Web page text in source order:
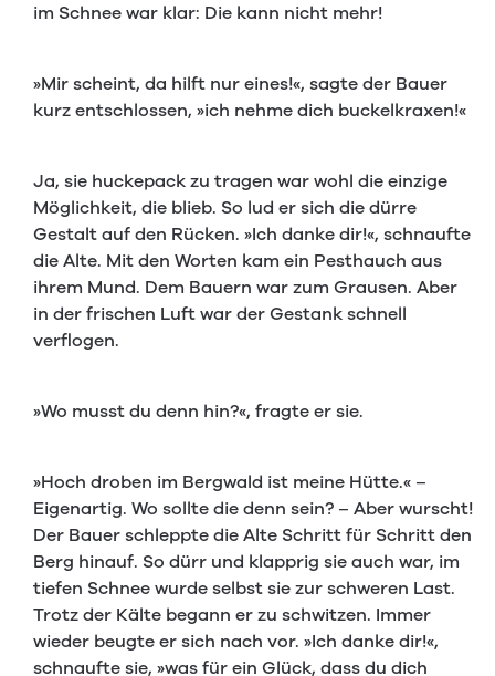
im Schnee war klar: Die kann nicht mehr!
»Mir scheint, da hilft nur eines!«, sagte der Bauer
kurz entschlossen, »ich nehme dich buckelkraxen!«
Ja, sie huckepack zu tragen war wohl die einzige
Möglichkeit, die blieb. So lud er sich die dürre
Gestalt auf den Rücken. »Ich danke dir!«, schnaufte
die Alte. Mit den Worten kam ein Pesthauch aus
ihrem Mund. Dem Bauern war zum Grausen. Aber
in der frischen Luft war der Gestank schnell
verflogen.
»Wo musst du denn hin?«, fragte er sie.
»Hoch droben im Bergwald ist meine Hütte.« –
Eigenartig. Wo sollte die denn sein? – Aber wurscht!
Der Bauer schleppte die Alte Schritt für Schritt den
Berg hinauf. So dürr und klapprig sie auch war, im
tiefen Schnee wurde selbst sie zur schweren Last.
Trotz der Kälte begann er zu schwitzen. Immer
wieder beugte er sich nach vor. »Ich danke dir!«,
schnaufte sie, »was für ein Glück, dass du dich